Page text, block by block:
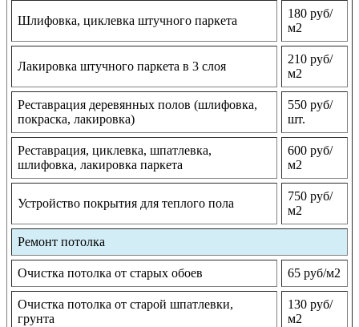
Шлифовка, циклевка штучного паркета
180 руб/
м2
Лакировка штучного паркета в 3 слоя
210 руб/
м2
Реставрация деревянных полов (шлифовка,
покраска, лакировка)
550 руб/
шт.
Реставрация, циклевка, шпатлевка,
шлифовка, лакировка паркета
600 руб/
м2
Устройство покрытия для теплого пола
750 руб/
м2
Ремонт потолка
Очистка потолка от старых обоев 65 руб/м2
Очистка потолка от старой шпатлевки,
грунта
130 руб/
м2